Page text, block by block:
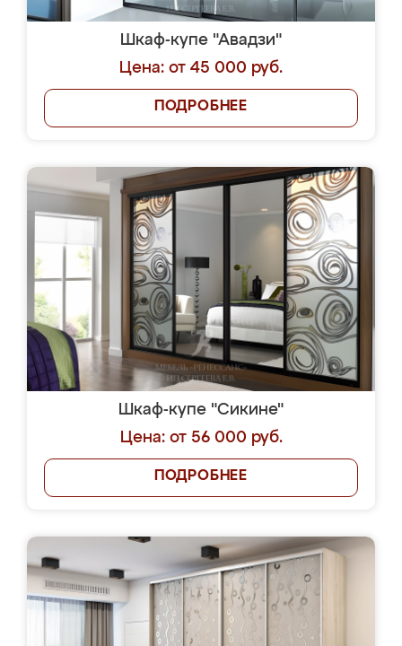
Шкаф-купе "Авадзи"
Цена: от 45 000 руб.
ПОДРОБНЕЕ
Шкаф-купе "Сикине"
Цена: от 56 000 руб.
ПОДРОБНЕЕ